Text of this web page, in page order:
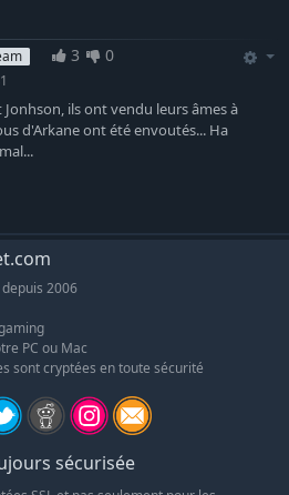
3 0
ils ont vendu leurs âmes à
d'Arkane ont été envoutés... Ha
2006
PC ou Mac
sont cryptées en toute sécurité
sécurisée